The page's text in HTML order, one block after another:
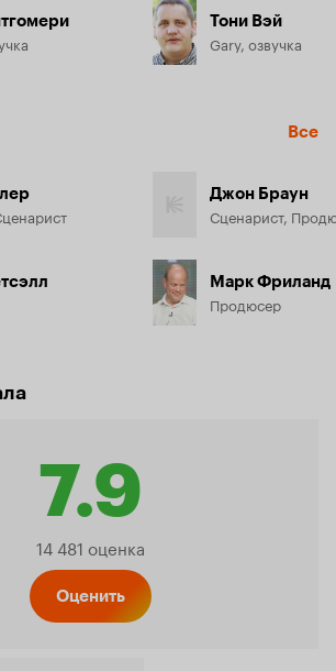
Тони Вэй
Gary, озвучка
Все
Джон Браун
Сценарист,
Марк Фриланд
Продюсер
7.9
Рейтинг
14 481 оценка
Оценить